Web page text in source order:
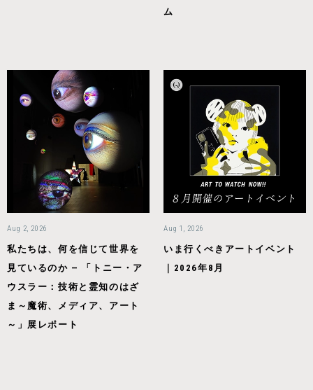
ム
Aug 2, 2026
私たちは、何を信じて世界を
見ているのか — 「トニー・ア
ウスラー：技術と霊知のはざ
ま～魔術、メディア、アート
～」展レポート
Aug 1, 2026
いま行くべきアートイベント
｜2026年8月